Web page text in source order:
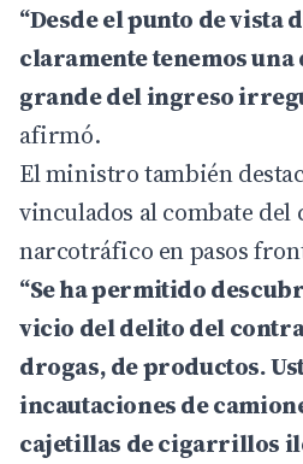
“Desde el punto de vista
claramente tenemos
grande del ingreso
afirmó.
El ministro también
vinculados al combate del
narcotráfico en pasos
“Se ha permitido
vicio del delito del
drogas, de productos.
incautaciones de
cajetillas de cigarrillos